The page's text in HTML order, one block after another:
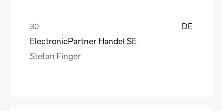
DE
ElectronicPartner Handel SE
Stefan Finger